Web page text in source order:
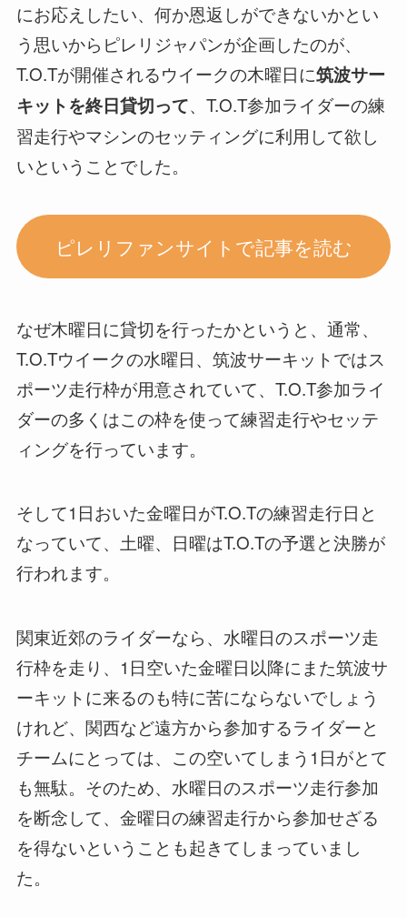
にお応えしたい、何か恩返しができないかとい
う思いからピレリジャパンが企画したのが、
T.O.Tが開催されるウイークの木曜日に筑波サー
キットを終日貸切って、T.O.T参加ライダーの練
習走行やマシンのセッティングに利用して欲し
いということでした。
ピレリファンサイトで記事を読む
なぜ木曜日に貸切を行ったかというと、通常、
T.O.Tウイークの水曜日、筑波サーキットではス
ポーツ走行枠が用意されていて、T.O.T参加ライ
ダーの多くはこの枠を使って練習走行やセッテ
ィングを行っています。
そして1日おいた金曜日がT.O.Tの練習走行日と
なっていて、土曜、日曜はT.O.Tの予選と決勝が
行われます。
関東近郊のライダーなら、水曜日のスポーツ走
行枠を走り、1日空いた金曜日以降にまた筑波サ
ーキットに来るのも特に苦にならないでしょう
けれど、関西など遠方から参加するライダーと
チームにとっては、この空いてしまう1日がとて
も無駄。そのため、水曜日のスポーツ走行参加
を断念して、金曜日の練習走行から参加せざる
を得ないということも起きてしまっていまし
た。